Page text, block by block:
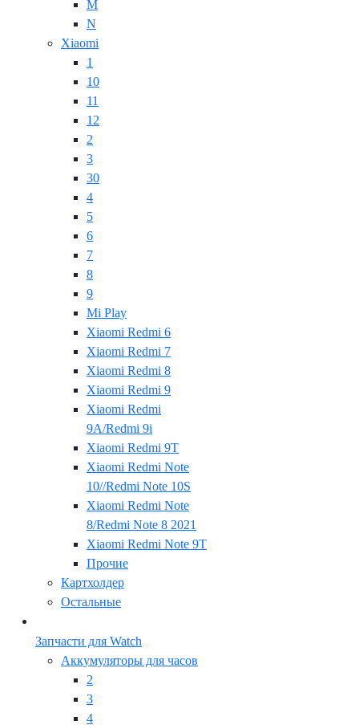
M
N
Xiaomi
1
10
11
12
2
3
30
4
5
6
7
8
9
Mi Play
Xiaomi Redmi 6
Xiaomi Redmi 7
Xiaomi Redmi 8
Xiaomi Redmi 9
Xiaomi Redmi
9A/Redmi 9i
Xiaomi Redmi 9T
Xiaomi Redmi Note
10//Redmi Note 10S
Xiaomi Redmi Note
8/Redmi Note 8 2021
Xiaomi Redmi Note 9T
Прочие
Картхолдер
Остальные
Запчасти для Watch
Аккумуляторы для часов
2
3
4